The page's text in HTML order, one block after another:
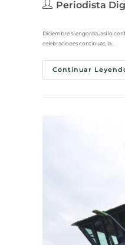
Periodista
Diciembre sí engorda, así lo
celebraciones continuas, la…
Continuar